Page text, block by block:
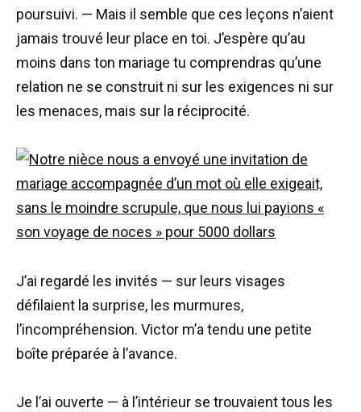
poursuivi. — Mais il semble que ces leçons n’aient
jamais trouvé leur place en toi. J’espère qu’au
moins dans ton mariage tu comprendras qu’une
relation ne se construit ni sur les exigences ni sur
les menaces, mais sur la réciprocité.
J’ai regardé les invités — sur leurs visages
défilaient la surprise, les murmures,
l’incompréhension. Victor m’a tendu une petite
boîte préparée à l’avance.
Je l’ai ouverte — à l’intérieur se trouvaient tous les